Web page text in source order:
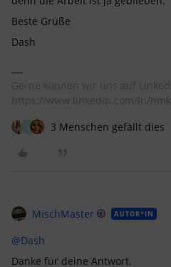
Beste Grüße
Dash
Gerne können wir uns auf
https://www.linkedin.com/in/
M 3 Menschen gefällt dies
MischMaster AUTOR*IN
@Dash
Danke für deine Antwort.